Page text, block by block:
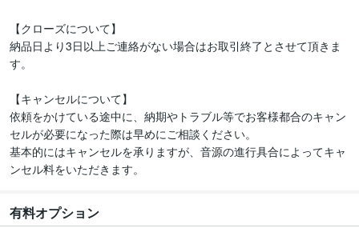
【クローズについて】
納品日より3日以上ご連絡がない場合はお取引終了とさせて頂きま
す。
【キャンセルについて】
依頼をかけている途中に、納期やトラブル等でお客様都合のキャン
セルが必要になった際は早めにご相談ください。
基本的にはキャンセルを承りますが、音源の進行具合によってキャ
有料オプション